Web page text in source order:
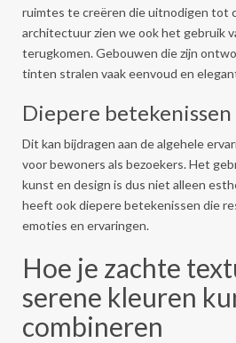
ruimtes te creëren die uitnodigen tot
architectuur zien we ook het gebruik
terugkomen. Gebouwen die zijn
tinten stralen vaak eenvoud en
Diepere betekenissen
Dit kan bijdragen aan de algehele
voor bewoners als bezoekers. Het
kunst en design is dus niet alleen
heeft ook diepere betekenissen die
emoties en ervaringen.
Hoe je zachte
serene kleuren
combineren